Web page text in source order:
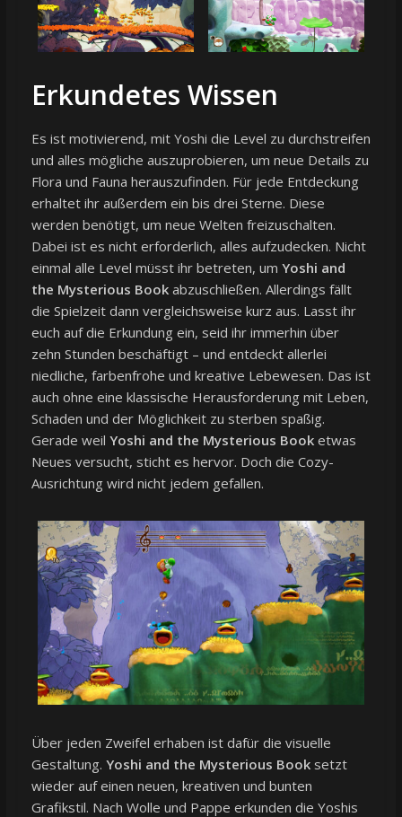
Erkundetes Wissen
Es ist motivierend, mit Yoshi die Level zu durchstreifen
und alles mögliche auszuprobieren, um neue Details zu
Flora und Fauna herauszufinden. Für jede Entdeckung
erhaltet ihr außerdem ein bis drei Sterne. Diese
werden benötigt, um neue Welten freizuschalten.
Dabei ist es nicht erforderlich, alles aufzudecken. Nicht
einmal alle Level müsst ihr betreten, um Yoshi and
the Mysterious Bookabzuschließen. Allerdings fällt
die Spielzeit dann vergleichsweise kurz aus. Lasst ihr
euch auf die Erkundung ein, seid ihr immerhin über
zehn Stunden beschäftigt – und entdeckt allerlei
niedliche, farbenfrohe und kreative Lebewesen. Das ist
auch ohne eine klassische Herausforderung mit Leben,
Schaden und der Möglichkeit zu sterben spaßig.
Gerade weil Yoshi and the Mysterious Booketwas
Neues versucht, sticht es hervor. Doch die Cozy-
Ausrichtung wird nicht jedem gefallen.
Über jeden Zweifel erhaben ist dafür die visuelle
Gestaltung. Yoshi and the Mysterious Booksetzt
wieder auf einen neuen, kreativen und bunten
Grafikstil. Nach Wolle und Pappe erkunden die Yoshis